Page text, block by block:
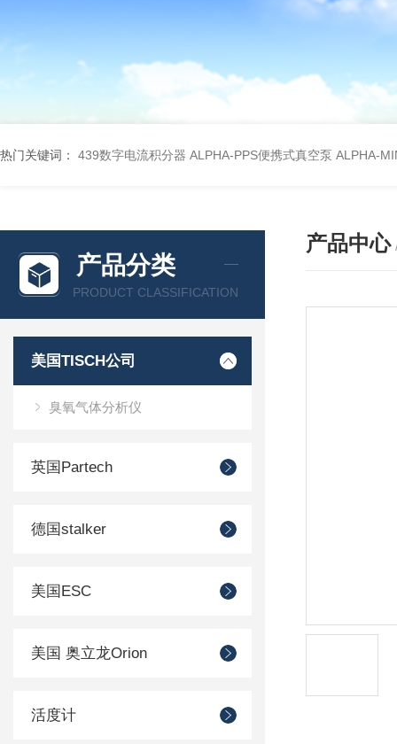
热门关键词： 439数字电流积分器 ALPHA-PPS便携式真空泵 ALPHA-
产品分类
PRODUCT CLASSIFICATION
美国TISCH公司
臭氧气体分析仪
英国Partech
德国stalker
美国ESC
美国 奥立龙Orion
活度计
产品中心